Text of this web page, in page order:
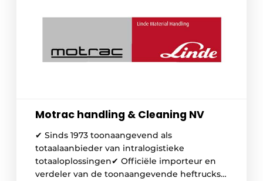
Motrac handling & Cleaning NV
✔ Sinds 1973 toonaangevend als
totaalaanbieder van intralogistieke
totaaloplossingen✔ Officiële importeur en
verdeler van de toonaangevende heftrucks